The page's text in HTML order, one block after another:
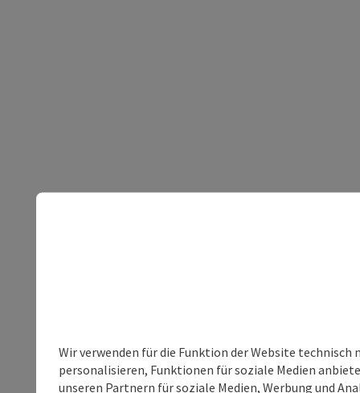
Wir verwenden für die Funktion der Website
personalisieren, Funktionen für soziale Medien
unseren Partnern für soziale Medien, Werbung und